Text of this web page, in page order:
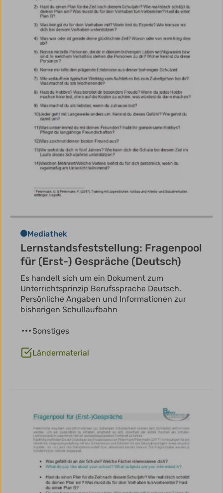
Mediathek
Lernstandsfeststellung: Fragenpool
für (Erst-) Gespräche (Deutsch)
Es handelt sich um ein Dokument zum
Unterrichtsprinzip Berufssprache Deutsch.
Persönliche Angaben und Informationen zur
bisherigen Schullaufbahn
Sonstiges
Ländermaterial